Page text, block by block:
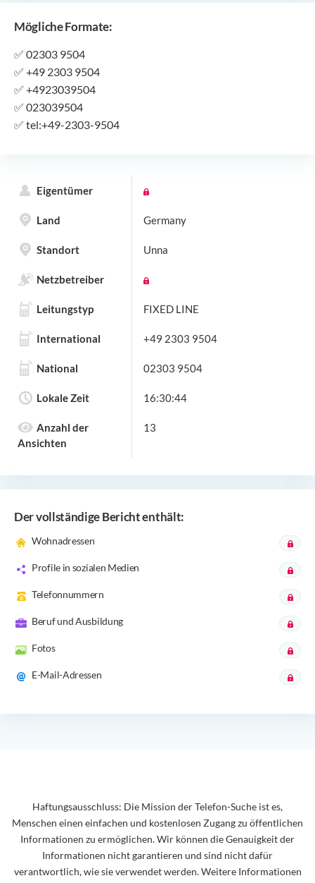
Mögliche Formate:
✅ 02303 9504
✅ +49 2303 9504
✅ +4923039504
✅ 023039504
✅ tel:+49-2303-9504
Eigentümer
Land Germany
Standort Unna
Netzbetreiber
Leitungstyp FIXED LINE
International +49 2303 9504
National 02303 9504
Lokale Zeit 16:30:44
Anzahl der
Ansichten
13
Der vollständige Bericht enthält:
Wohnadressen
Profile in sozialen Medien
Telefonnummern
Beruf und Ausbildung
Fotos
E-Mail-Adressen
Haftungsausschluss: Die Mission der Telefon-Suche ist es,
Menschen einen einfachen und kostenlosen Zugang zu öffentlichen
Informationen zu ermöglichen. Wir können die Genauigkeit der
Informationen nicht garantieren und sind nicht dafür
verantwortlich, wie sie verwendet werden. Weitere Informationen